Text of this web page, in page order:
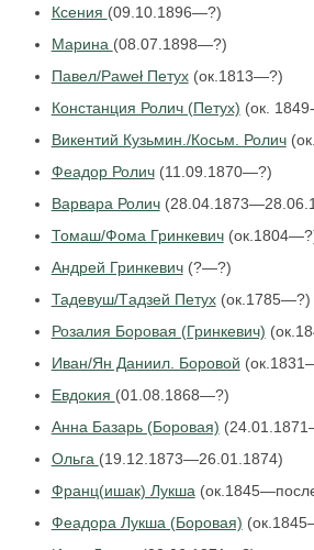
Ксения (09.10.1896—?)
Марина (08.07.1898—?)
Павел/Paweł Петух(ок.1813—?)
Констанция Ролич (Петух) (ок.
Викентий Кузьмин./Косьм. Ролич
Феадор Ролич(11.09.1870—?)
Варвара Ролич
Томаш/Фома Гринкевич
Андрей Гринкевич(?—?)
Тадевуш/Tадзей Петух(ок.1785—?)
Розалия Боровая (Гринкевич)
Иван/Ян Даниил. Боровой
Евдокия (01.08.1868—?)
Анна Базарь (Боровая)
Ольга (19.12.1873—26.01.1874)
Франц(ишак) Лукша
Феадора Лукша (Боровая)